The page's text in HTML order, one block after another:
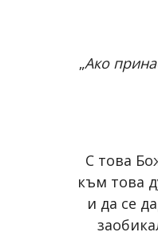
„Ако
С това
към това
и да се